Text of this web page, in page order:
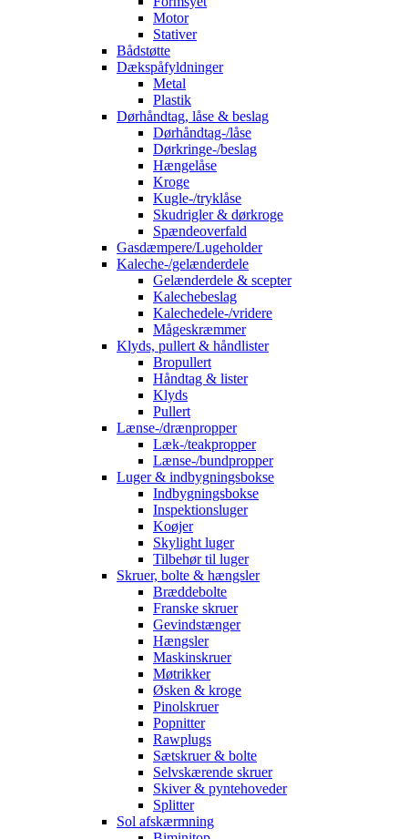
Motor
Stativer
Bådstøtte
Dækspåfyldninger
Metal
Plastik
Dørhåndtag, låse & beslag
Dørhåndtag-/låse
Dørkringe-/beslag
Hængelåse
Kroge
Kugle-/tryklåse
Skudrigler & dørkroge
Spændeoverfald
Gasdæmpere/Lugeholder
Kaleche-/gelænderdele
Gelænderdele & scepter
Kalechebeslag
Kalechedele-/vridere
Mågeskræmmer
Klyds, pullert & håndlister
Bropullert
Håndtag & lister
Klyds
Pullert
Lænse-/drænpropper
Læk-/teakpropper
Lænse-/bundpropper
Luger & indbygningsbokse
Indbygningsbokse
Inspektionsluger
Koøjer
Skylight luger
Tilbehør til luger
Skruer, bolte & hængsler
Bræddebolte
Franske skruer
Gevindstænger
Hængsler
Maskinskruer
Møtrikker
Øsken & kroge
Pinolskruer
Popnitter
Rawplugs
Sætskruer & bolte
Selvskærende skruer
Skiver & pyntehoveder
Splitter
Sol afskærmning